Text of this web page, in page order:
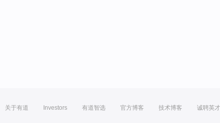
关于有道 Investors 有道智选 官方博客 技术博客 诚聘英才